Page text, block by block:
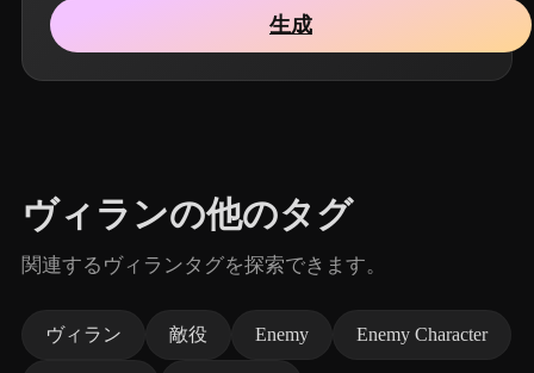
生成
ヴィランの他のタグ
関連するヴィランタグを探索できます。
ヴィラン 敵役 Enemy Enemy Character